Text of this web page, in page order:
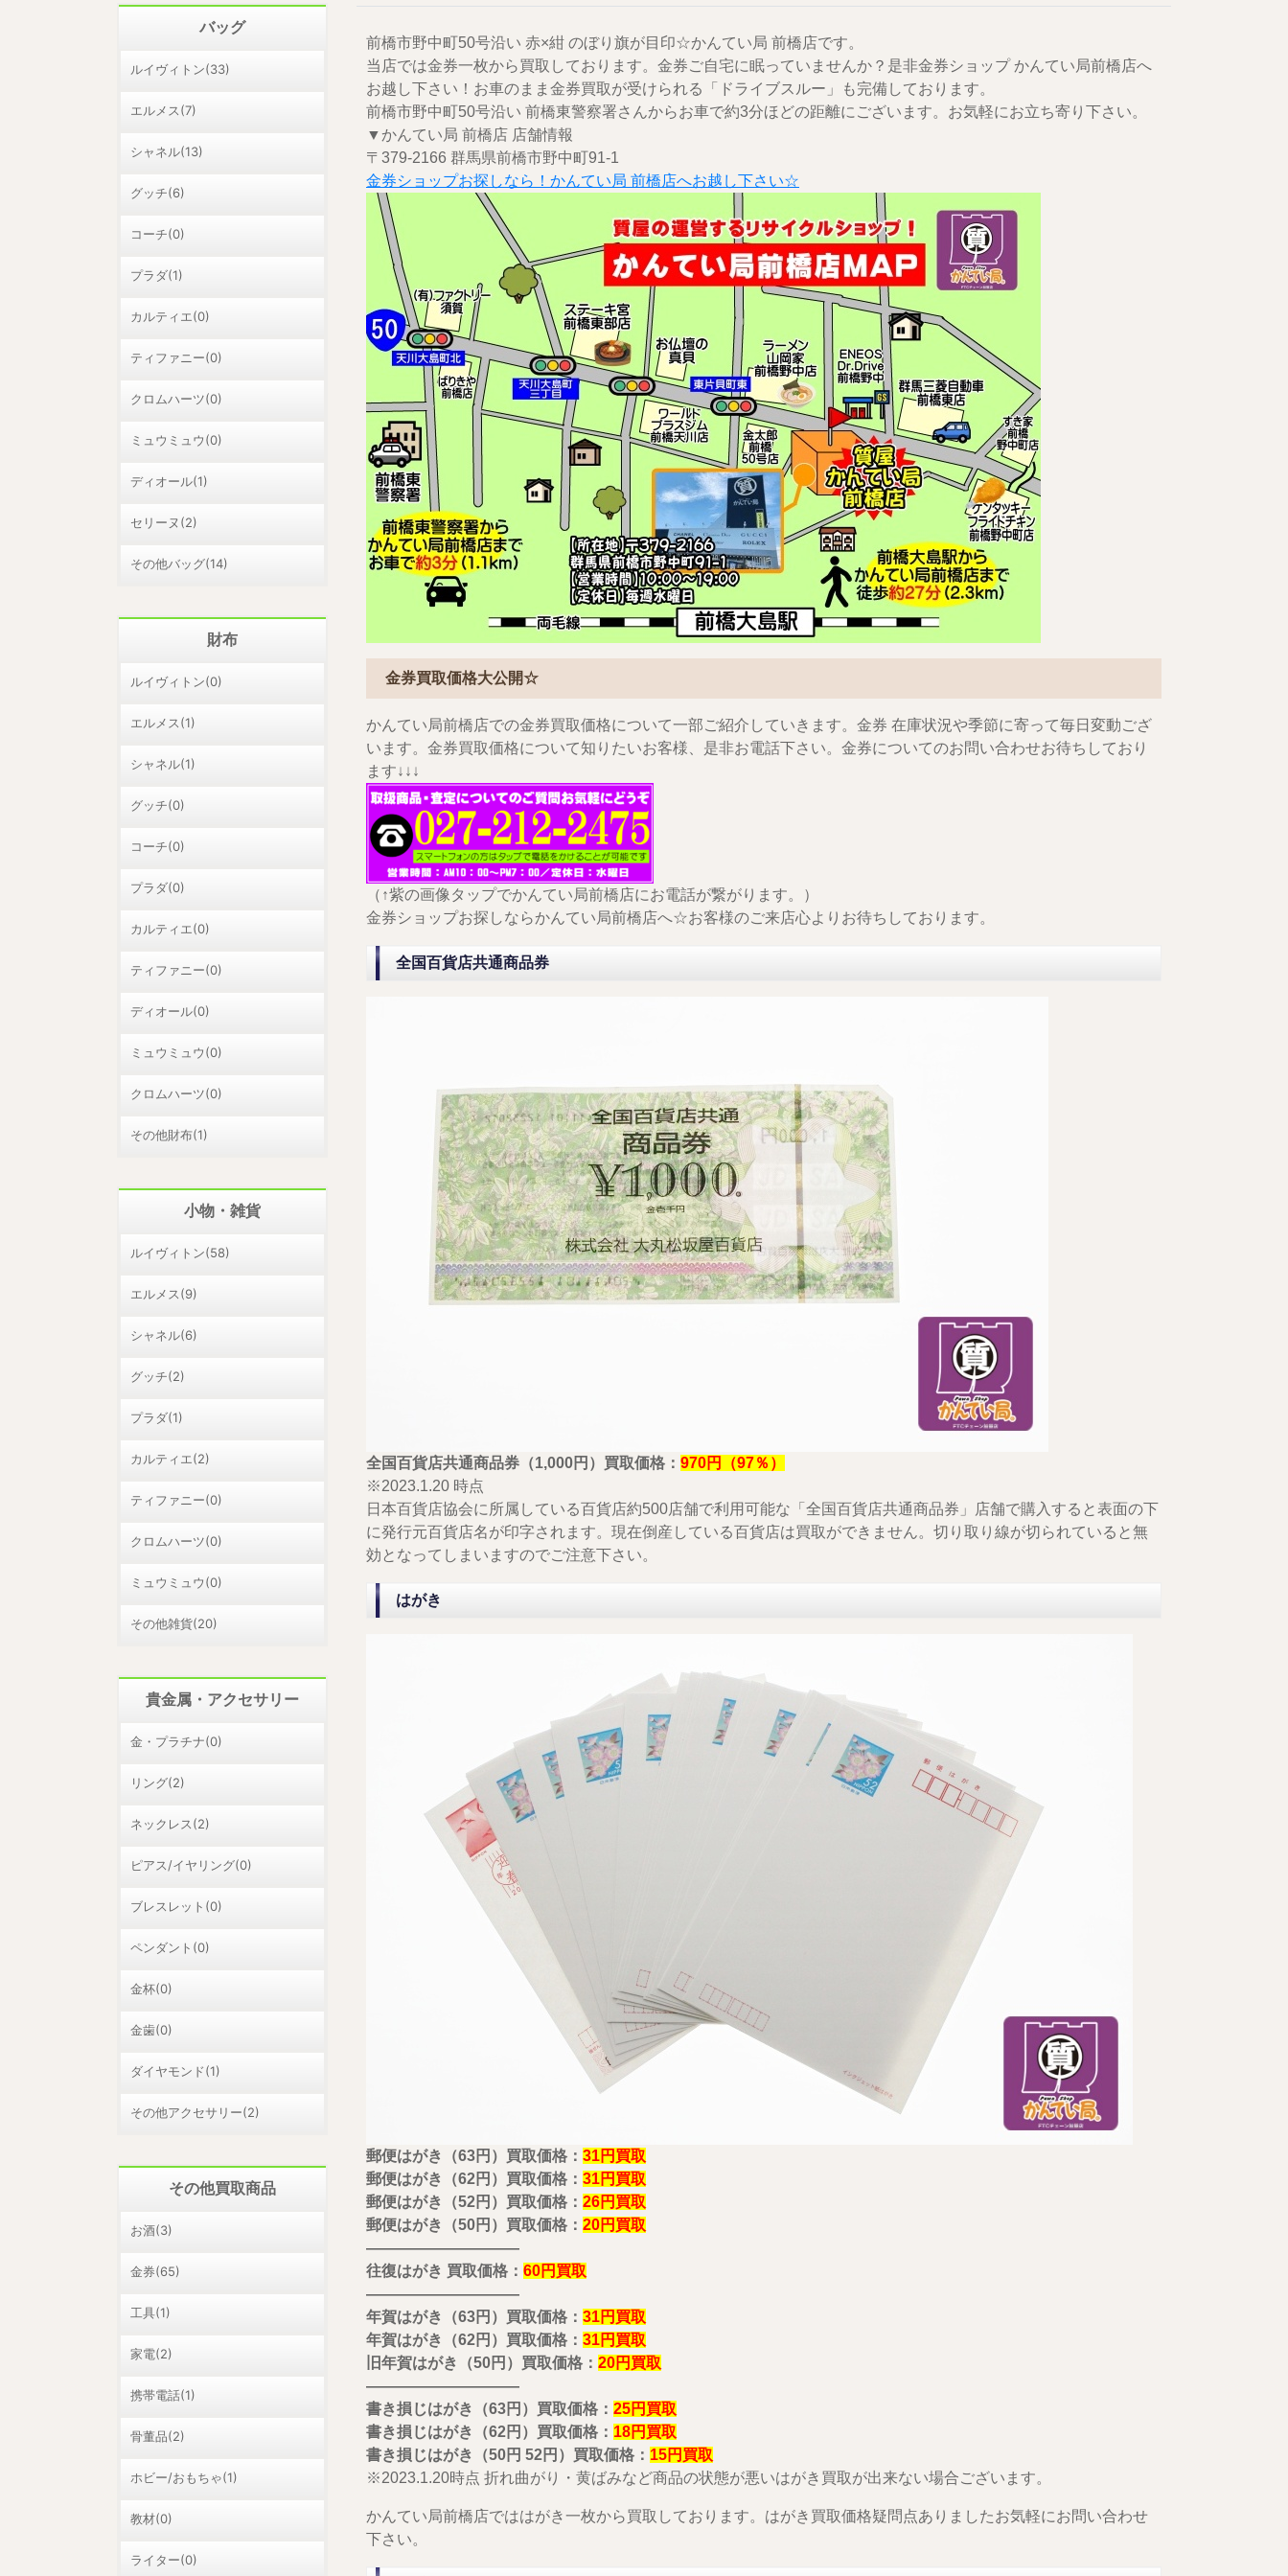
前橋市野中町50号沿い 赤×紺 のぼり旗が目印☆かんてい局 前橋店です。
当店では金券一枚から買取しております。金券ご自宅に眠っていませんか？是非金券ショップ かんてい局前橋店へ
お越し下さい！お車のまま金券買取が受けられる「ドライブスルー」も完備しております。
前橋市野中町50号沿い 前橋東警察署さんからお車で約3分ほどの距離にございます。お気軽にお立ち寄り下さい。
▼かんてい局 前橋店 店舗情報
〒379-2166 群馬県前橋市野中町91-1
金券ショップお探しなら！かんてい局 前橋店へお越し下さい☆
金券買取価格大公開☆
かんてい局前橋店での金券買取価格について一部ご紹介していきます。金券 在庫状況や季節に寄って毎日変動ござ
います。金券買取価格について知りたいお客様、是非お電話下さい。金券についてのお問い合わせお待ちしており
ます↓↓↓
（↑紫の画像タップでかんてい局前橋店にお電話が繋がります。）
金券ショップお探しならかんてい局前橋店へ☆お客様のご来店心よりお待ちしております。
全国百貨店共通商品券
全国百貨店共通商品券（1,000円）買取価格： 970円（97％）
※2023.1.20 時点
日本百貨店協会に所属している百貨店約500店舗で利用可能な「全国百貨店共通商品券」店舗で購入すると表面の下
に発行元百貨店名が印字されます。現在倒産している百貨店は買取ができません。切り取り線が切られていると無
効となってしまいますのでご注意下さい。
はがき
郵便はがき（63円）買取価格： 31円買取
郵便はがき（62円）買取価格： 31円買取
郵便はがき（52円）買取価格： 26円買取
郵便はがき（50円）買取価格： 20円買取
——————————
往復はがき 買取価格： 60円買取
——————————
年賀はがき（63円）買取価格： 31円買取
年賀はがき（62円）買取価格： 31円 買取
旧年賀はがき（50円）買取価格： 20円買取
——————————
書き損じはがき（63円）買取価格： 25円買取
書き損じはがき（62円）買取価格： 18円買取
書き損じはがき（50円 52円）買取価格： 15円買取
※2023.1.20時点 折れ曲がり・黄ばみなど商品の状態が悪いはがき買取が出来ない場合ございます。
かんてい局前橋店でははがき一枚から買取しております。はがき買取価格疑問点ありましたお気軽にお問い合わせ
下さい。
バッグ
ルイヴィトン(33)
エルメス(7)
シャネル(13)
グッチ(6)
コーチ(0)
プラダ(1)
カルティエ(0)
ティファニー(0)
クロムハーツ(0)
ミュウミュウ(0)
ディオール(1)
セリーヌ(2)
その他バッグ(14)
財布
ルイヴィトン(0)
エルメス(1)
シャネル(1)
グッチ(0)
コーチ(0)
プラダ(0)
カルティエ(0)
ティファニー(0)
ディオール(0)
ミュウミュウ(0)
クロムハーツ(0)
その他財布(1)
小物・雑貨
ルイヴィトン(58)
エルメス(9)
シャネル(6)
グッチ(2)
プラダ(1)
カルティエ(2)
ティファニー(0)
クロムハーツ(0)
ミュウミュウ(0)
その他雑貨(20)
貴金属・アクセサリー
金・プラチナ(0)
リング(2)
ネックレス(2)
ピアス/イヤリング(0)
ブレスレット(0)
ペンダント(0)
金杯(0)
金歯(0)
ダイヤモンド(1)
その他アクセサリー(2)
その他買取商品
お酒(3)
金券(65)
工具(1)
家電(2)
携帯電話(1)
骨董品(2)
ホビー/おもちゃ(1)
教材(0)
ライター(0)